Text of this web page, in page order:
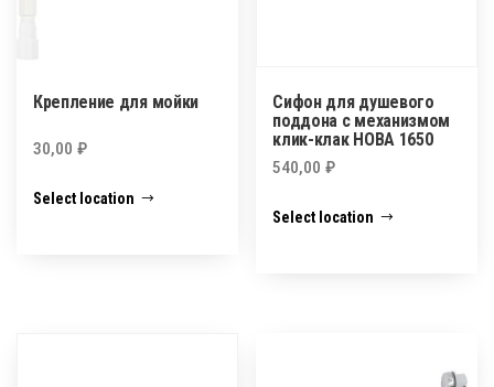
Крепление для мойки
30,00 ₽
Select location
Сифон для душевого
поддона с механизмом
клик-клак НОВА 1650
540,00₽
Select location